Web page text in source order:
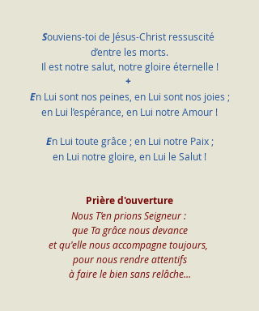
Souviens-toi de Jésus-Christ ressuscité
d’entre les morts.
Il est notre salut, notre gloire éternelle !
+
En Lui sont nos peines, en Lui sont nos joies ;
en Lui l’espérance, en Lui notre Amour !
En Lui toute grâce ; en Lui notre Paix ;
en Lui notre gloire, en Lui le Salut !
Prière d'ouverture
Nous T’en prions Seigneur :
que Ta grâce nous devance
et qu'elle nous accompagne toujours,
pour nous rendre attentifs
à faire le bien sans relâche…